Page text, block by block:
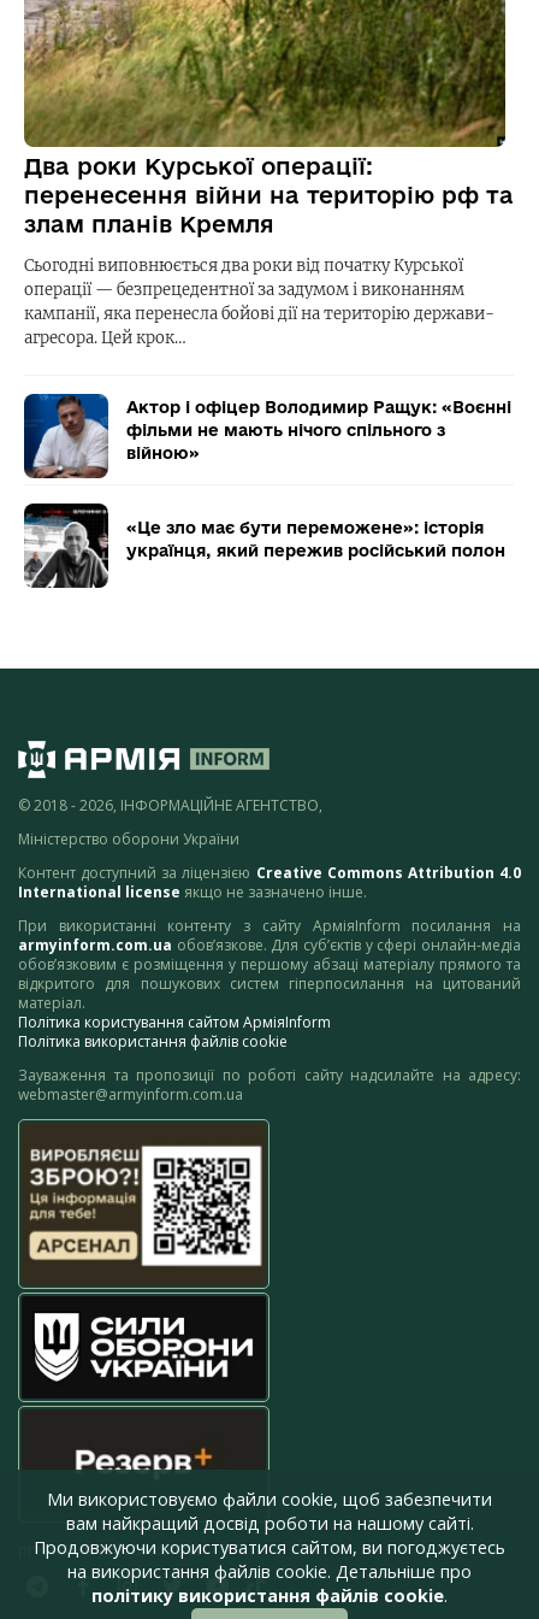
Два роки Курської операції:
перенесення війни на територію рф та
злам планів Кремля
Сьогодні виповнюється два роки від початку Курської
операції — безпрецедентної за задумом і виконанням
кампанії, яка перенесла бойові дії на територію держави-
агресора. Цей крок…
Актор і офіцер Володимир Ращук: «Воєнні
фільми не мають нічого спільного з
війною»
«Це зло має бути переможене»: історія
українця, який пережив російський полон
© 2018 - 2026, ІНФОРМАЦІЙНЕ АГЕНТСТВО,
Міністерство оборони України
Контент доступний за ліцензією Creative Commons Attribution 4.0
International license якщо не зазначено інше.
При використанні контенту з сайту АрміяInform посилання на
armyinform.com.ua обов’язкове. Для суб’єктів у сфері онлайн-медіа
обов’язковим є розміщення у першому абзаці матеріалу прямого та
відкритого для пошукових систем гіперпосилання на цитований
матеріал.
Політика користування сайтом АрміяInform
Політика використання файлів cookie
Зауваження та пропозиції по роботі сайту надсилайте на адресу:
webmaster@armyinform.com.ua
press@armyinform.com.ua
Ми використовуємо файли cookie, щоб забезпечити
вам найкращий досвід роботи на нашому сайті.
Продовжуючи користуватися сайтом, ви погоджуєтесь
на використання файлів cookie. Детальніше про
політику використання файлів cookie.